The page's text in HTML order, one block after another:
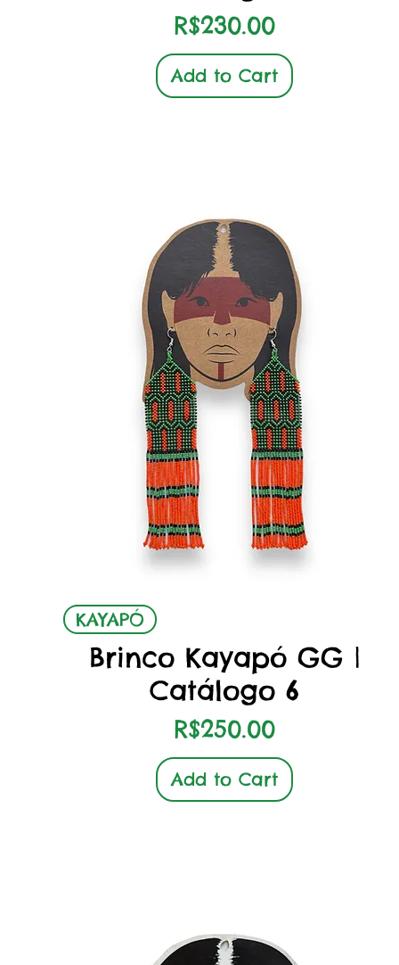
Price
R$230.00
Add to Cart
KAYAPÓ
Brinco Kayapó GG |
Catálogo 6
Price
R$250.00
Add to Cart